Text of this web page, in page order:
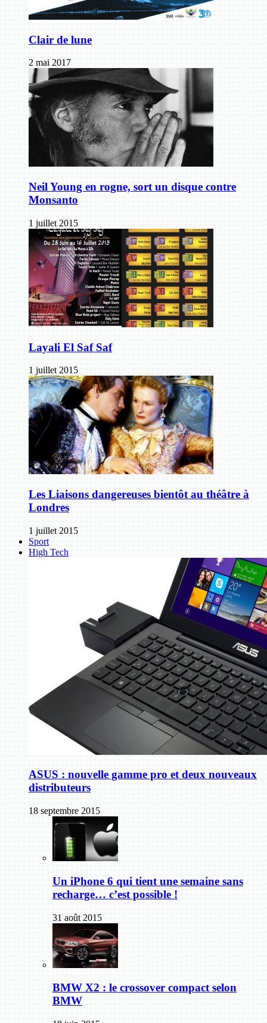
Clair de lune
2 mai 2017
Neil Young en rogne, sort un disque contre
Monsanto
1 juillet 2015
Layali El Saf Saf
1 juillet 2015
Les Liaisons dangereuses bientôt au théâtre à
Londres
1 juillet 2015
Sport
High Tech
ASUS : nouvelle gamme pro et deux nouveaux
distributeurs
18 septembre 2015
Un iPhone 6 qui tient une semaine sans
recharge… c’est possible !
31 août 2015
BMW X2 : le crossover compact selon
BMW